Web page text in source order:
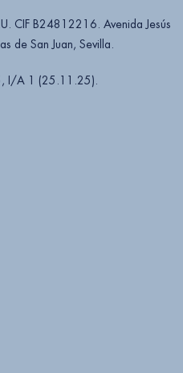
CIF B24812216. Avenida Jesús
de San Juan, Sevilla.
I/A 1 (25.11.25).